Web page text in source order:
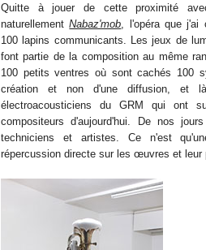
Quitte à jouer de cette proximité
naturellementNabaz'mob , l'opéra que
100 lapins communicants. Les jeux de
font partie de la composition au même
100 petits ventres où sont cachés 100
création et non d'une diffusion, et
électroacousticiens du GRM qui ont
compositeurs d'aujourd'hui. De nos
techniciens et artistes. Ce n'est
répercussion directe sur les œuvres et leur